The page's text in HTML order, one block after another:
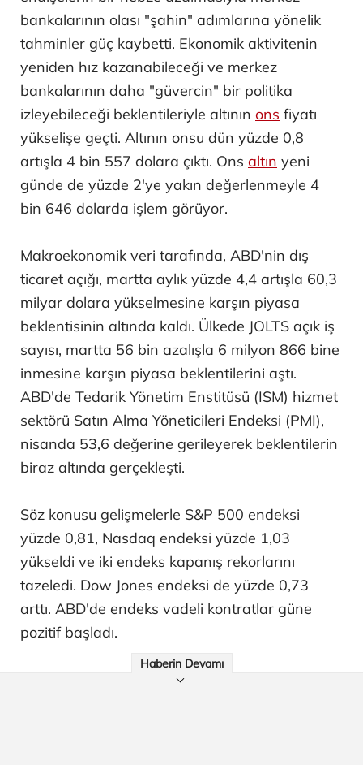
bankalarının olası "şahin" adımlarına yönelik
tahminler güç kaybetti. Ekonomik aktivitenin
yeniden hız kazanabileceği ve merkez
bankalarının daha "güvercin" bir politika
izleyebileceği beklentileriyle altının ons fiyatı
yükselişe geçti. Altının onsu dün yüzde 0,8
artışla 4 bin 557 dolara çıktı. Ons altın yeni
günde de yüzde 2'ye yakın değerlenmeyle 4
bin 646 dolarda işlem görüyor.
Makroekonomik veri tarafında, ABD'nin dış
ticaret açığı, martta aylık yüzde 4,4 artışla 60,3
milyar dolara yükselmesine karşın piyasa
beklentisinin altında kaldı. Ülkede JOLTS açık iş
sayısı, martta 56 bin azalışla 6 milyon 866 bine
inmesine karşın piyasa beklentilerini aştı.
ABD'de Tedarik Yönetim Enstitüsü (ISM) hizmet
sektörü Satın Alma Yöneticileri Endeksi (PMI),
nisanda 53,6 değerine gerileyerek beklentilerin
biraz altında gerçekleşti.
Söz konusu gelişmelerle S&P 500 endeksi
yüzde 0,81, Nasdaq endeksi yüzde 1,03
yükseldi ve iki endeks kapanış rekorlarını
tazeledi. Dow Jones endeksi de yüzde 0,73
arttı. ABD'de endeks vadeli kontratlar güne
pozitif başladı.
Haberin Devamı